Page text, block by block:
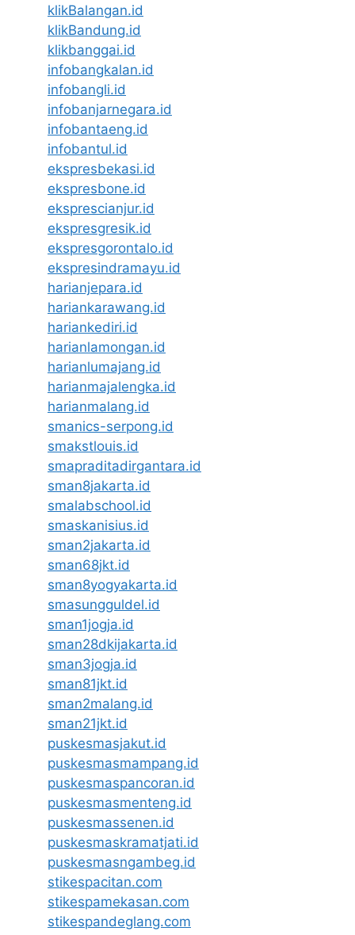
klikBalangan.id
klikBandung.id
klikbanggai.id
infobangkalan.id
infobangli.id
infobanjarnegara.id
infobantaeng.id
infobantul.id
ekspresbekasi.id
ekspresbone.id
eksprescianjur.id
ekspresgresik.id
ekspresgorontalo.id
ekspresindramayu.id
harianjepara.id
hariankarawang.id
hariankediri.id
harianlamongan.id
harianlumajang.id
harianmajalengka.id
harianmalang.id
smanics-serpong.id
smakstlouis.id
smapraditadirgantara.id
sman8jakarta.id
smalabschool.id
smaskanisius.id
sman2jakarta.id
sman68jkt.id
sman8yogyakarta.id
smasungguldel.id
sman1jogja.id
sman28dkijakarta.id
sman3jogja.id
sman81jkt.id
sman2malang.id
sman21jkt.id
puskesmasjakut.id
puskesmasmampang.id
puskesmaspancoran.id
puskesmasmenteng.id
puskesmassenen.id
puskesmaskramatjati.id
puskesmasngambeg.id
stikespacitan.com
stikespamekasan.com
stikespandeglang.com